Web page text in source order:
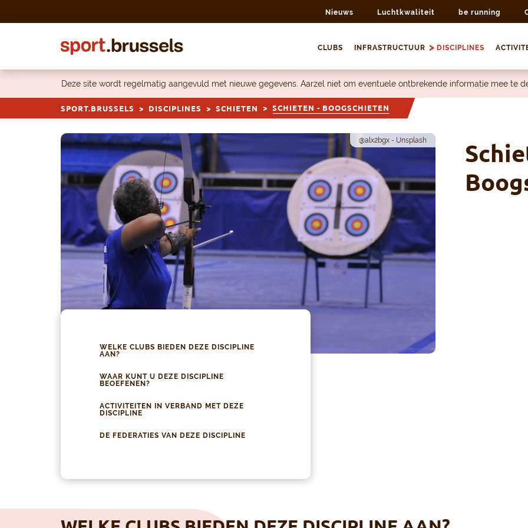
Nieuws Luchtkwaliteit be running
CLUBS INFRASTRUCTUUR DISCIPLINES
Deze site wordt regelmatig aangevuld met nieuwe gegevens. Aarzel niet om eventuele ontbrekende informatie mee te
SPORT.BRUSSELS DISCIPLINES SCHIETEN SCHIETEN - BOOGSCHIETEN
@alx2bgx - Unsplash
WELKE CLUBS BIEDEN DEZE DISCIPLINE
AAN?
WAAR KUNT U DEZE DISCIPLINE
BEOEFENEN?
ACTIVITEITEN IN VERBAND MET DEZE
DISCIPLINE
DE FEDERATIES VAN DEZE DISCIPLINE